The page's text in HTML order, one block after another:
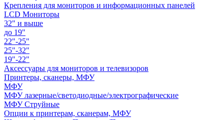
Крепления для мониторов и информационных панелей
LCD Мониторы
32" и выше
до 19"
22"-25"
25"-32"
19"-22"
Аксессуары для мониторов и телевизоров
Принтеры, сканеры, МФУ
МФУ
МФУ лазерные/светодиодные/электрографические
МФУ Струйные
Опции к принтерам, сканерам, МФУ